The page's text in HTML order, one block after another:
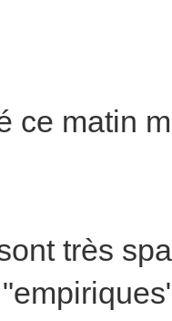
ce matin
très